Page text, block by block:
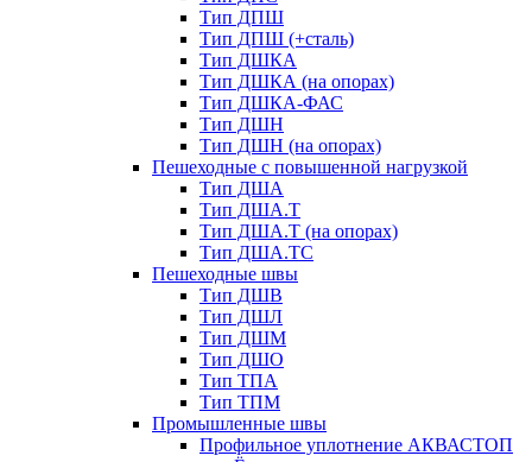
Тип ДПШ
Тип ДПШ (+сталь)
Тип ДШКА
Тип ДШКА (на опорах)
Тип ДШКА-ФАС
Тип ДШН
Тип ДШН (на опорах)
Пешеходные с повышенной нагрузкой
Тип ДША
Тип ДША.Т
Тип ДША.Т (на опорах)
Тип ДША.ТС
Пешеходные швы
Тип ДШВ
Тип ДШЛ
Тип ДШМ
Тип ДШО
Тип ТПА
Тип ТПМ
Промышленные швы
Профильное уплотнение АКВАСТОП